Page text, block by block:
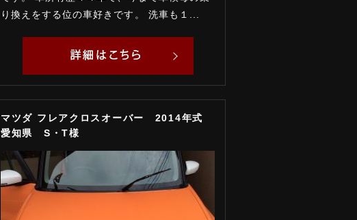
り換えをする位の車好きです。 洗車も１...
マツダ フレアクロスオーバー 2014年式
愛知県 S・T様